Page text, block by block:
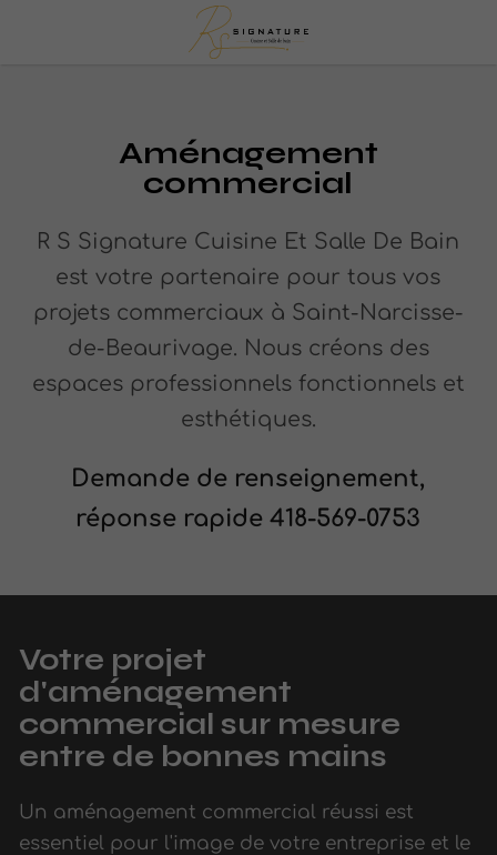
Aménagement
commercial
R S Signature Cuisine Et Salle De Bain
est votre partenaire pour tous vos
projets commerciaux à Saint-Narcisse-
de-Beaurivage. Nous créons des
espaces professionnels fonctionnels et
esthétiques.
Demande de renseignement,
réponse rapide 418-569-0753
Votre projet
d'aménagement
commercial sur mesure
entre de bonnes mains
Un aménagement commercial réussi est
essentiel pour l'image de votre entreprise et le